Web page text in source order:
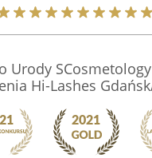
Urody
Hi-Lashes